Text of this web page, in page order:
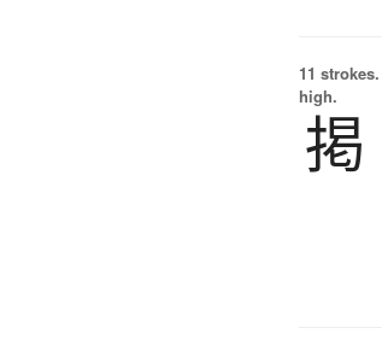
11 strokes.
high.
掲